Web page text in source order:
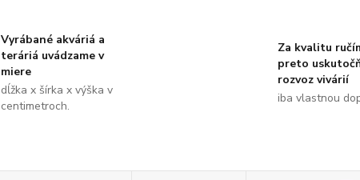
Vyrábané akváriá a
teráriá uvádzame v
miere
dĺžka x šírka x výška v
centimetroch.
Za kvalitu
preto
rozvoz vivárií
iba vlastnou